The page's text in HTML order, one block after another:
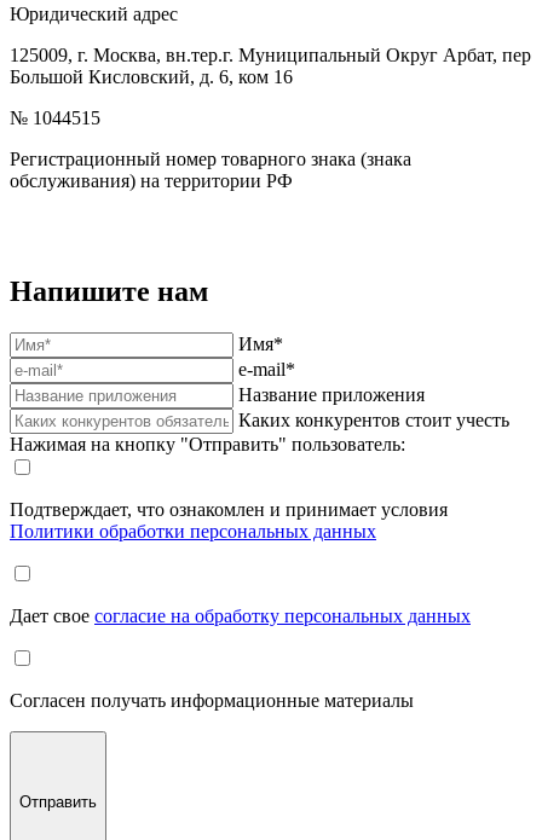
Юридический адрес
125009, г. Москва, вн.тер.г. Муниципальный Округ Арбат, пер
Большой Кисловский, д. 6, ком 16
№ 1044515
Регистрационный номер товарного знака (знака
обслуживания) на территории РФ
Напишите нам
Имя*
e-mail*
Название приложения
Каких конкурентов стоит учесть
Нажимая на кнопку "Отправить" пользователь:
Подтверждает, что ознакомлен и принимает условия
Политики обработки персональных данных
Дает свое согласие на обработку персональных данных
Согласен получать информационные материалы
Отправить